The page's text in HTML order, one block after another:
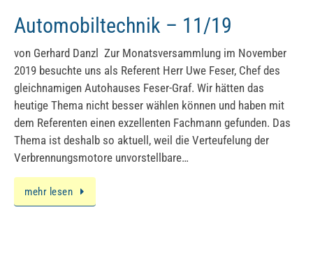
Automobiltechnik – 11/19
von Gerhard Danzl Zur Monatsversammlung im November
2019 besuchte uns als Referent Herr Uwe Feser, Chef des
gleichnamigen Autohauses Feser-Graf. Wir hätten das
heutige Thema nicht besser wählen können und haben mit
dem Referenten einen exzellenten Fachmann gefunden. Das
Thema ist deshalb so aktuell, weil die Verteufelung der
Verbrennungsmotore unvorstellbare…
mehr lesen